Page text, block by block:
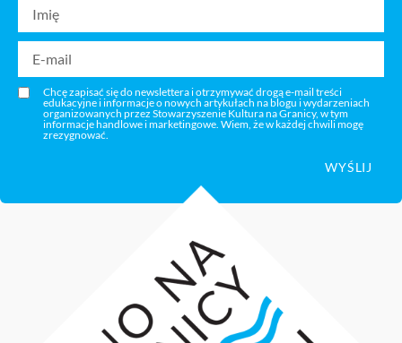
Chcę zapisać się do newslettera i otrzymywać drogą e-mail treści
edukacyjne i informacje o nowych artykułach na blogu i wydarzeniach
organizowanych przez Stowarzyszenie Kultura na Granicy, w tym
informacje handlowe i marketingowe. Wiem, że w każdej chwili mogę
zrezygnować.
WYŚLIJ